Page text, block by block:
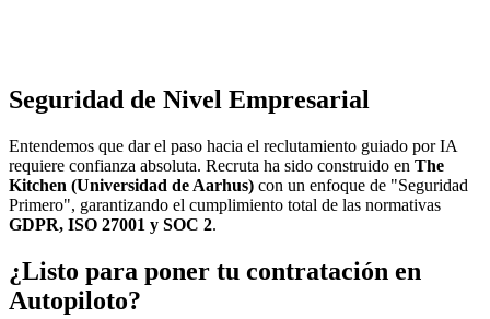
Seguridad de Nivel Empresarial
Entendemos que dar el paso hacia el reclutamiento guiado por IA
requiere confianza absoluta. Recruta ha sido construido en The
Kitchen (Universidad de Aarhus) con un enfoque de "Seguridad
Primero", garantizando el cumplimiento total de las normativas
GDPR, ISO 27001 y SOC 2.
¿Listo para poner tu contratación en
Autopiloto?